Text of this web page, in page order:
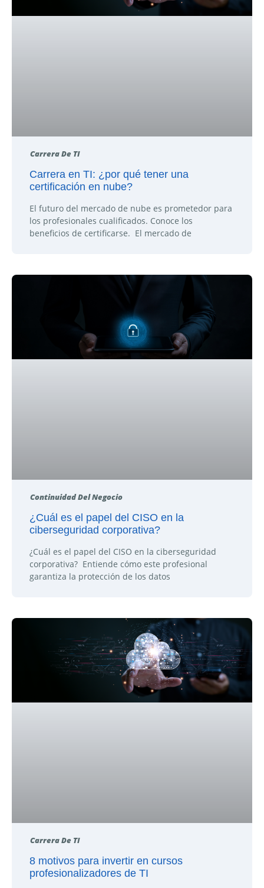
Carrera De TI
Carrera en TI: ¿por qué tener una
certificación en nube?
El futuro del mercado de nube es prometedor para
los profesionales cualificados. Conoce los
beneficios de certificarse. El mercado de
Continuidad Del Negocio
¿Cuál es el papel del CISO en la
ciberseguridad corporativa?
¿Cuál es el papel del CISO en la ciberseguridad
corporativa? Entiende cómo este profesional
garantiza la protección de los datos
Carrera De TI
8 motivos para invertir en cursos
profesionalizadores de TI